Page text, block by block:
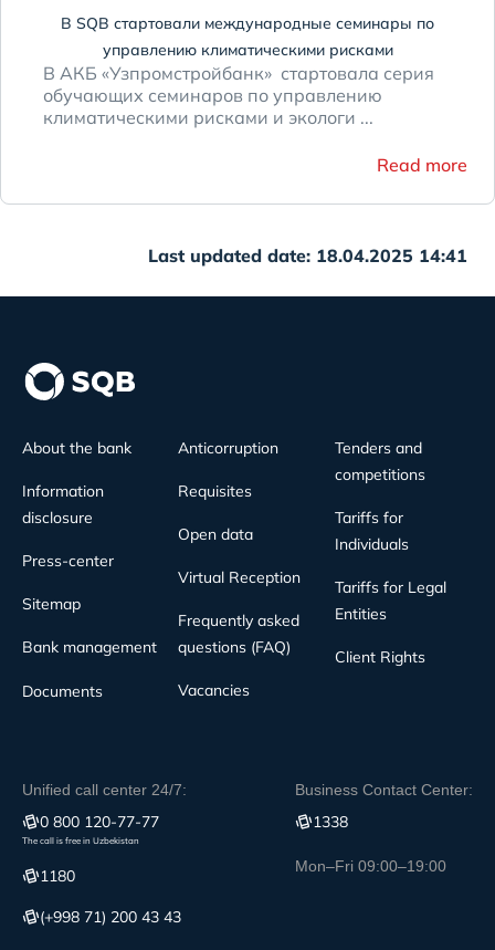
В SQB стартовали международные семинары по
управлению климатическими рисками
В АКБ «Узпромстройбанк» стартовала серия
обучающих семинаров по управлению
климатическими рисками и экологи ...
Read more
Last updated date: 18.04.2025 14:41
About the bank
Information
disclosure
Press-center
Sitemap
Bank management
Documents
Anticorruption
Requisites
Open data
Virtual Reception
Frequently asked
questions (FAQ)
Vacancies
Tenders and
competitions
Tariffs for
Individuals
Tariffs for Legal
Entities
Client Rights
Unified call center 24/7:
0 800 120-77-77
The call is free in Uzbekistan
1180
(+998 71) 200 43 43
Business Contact Center:
1338
Mon–Fri 09:00–19:00